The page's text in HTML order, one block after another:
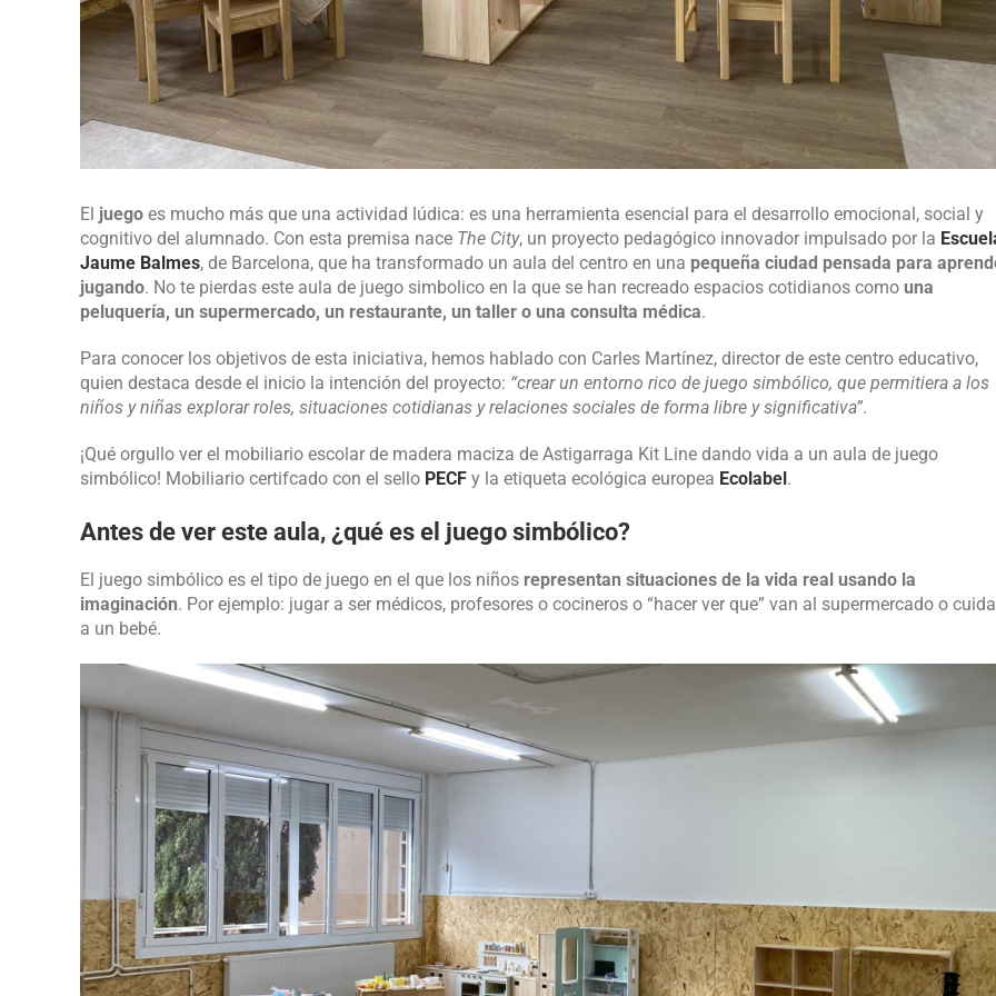
El juego es mucho más que una actividad lúdica: es una herramienta esencial para el desarrollo emocional, social y
cognitivo del alumnado. Con esta premisa nace The City, un proyecto pedagógico innovador impulsado por la
Jaume Balmes, de Barcelona, que ha transformado un aula del centro en una pequeña ciudad pensada para
jugando. No te pierdas este aula de juego simbolico en la que se han recreado espacios cotidianos como una
peluquería, un supermercado, un restaurante, un taller o una consulta médica.
Para conocer los objetivos de esta iniciativa, hemos hablado con Carles Martínez, director de este centro educativo,
quien destaca desde el inicio la intención del proyecto: “crear un entorno rico de juego simbólico, que permitiera a los
niños y niñas explorar roles, situaciones cotidianas y relaciones sociales de forma libre y significativa”.
¡Qué orgullo ver el mobiliario escolar de madera maciza de Astigarraga Kit Line dando vida a un aula de juego
simbólico! Mobiliario certifcado con el sello PECF y la etiqueta ecológica europea Ecolabel.
Antes de ver este aula, ¿qué es el juego simbólico?
El juego simbólico es el tipo de juego en el que los niños representan situaciones de la vida real usando la
imaginación. Por ejemplo: jugar a ser médicos, profesores o cocineros o “hacer ver que” van al supermercado o
a un bebé.